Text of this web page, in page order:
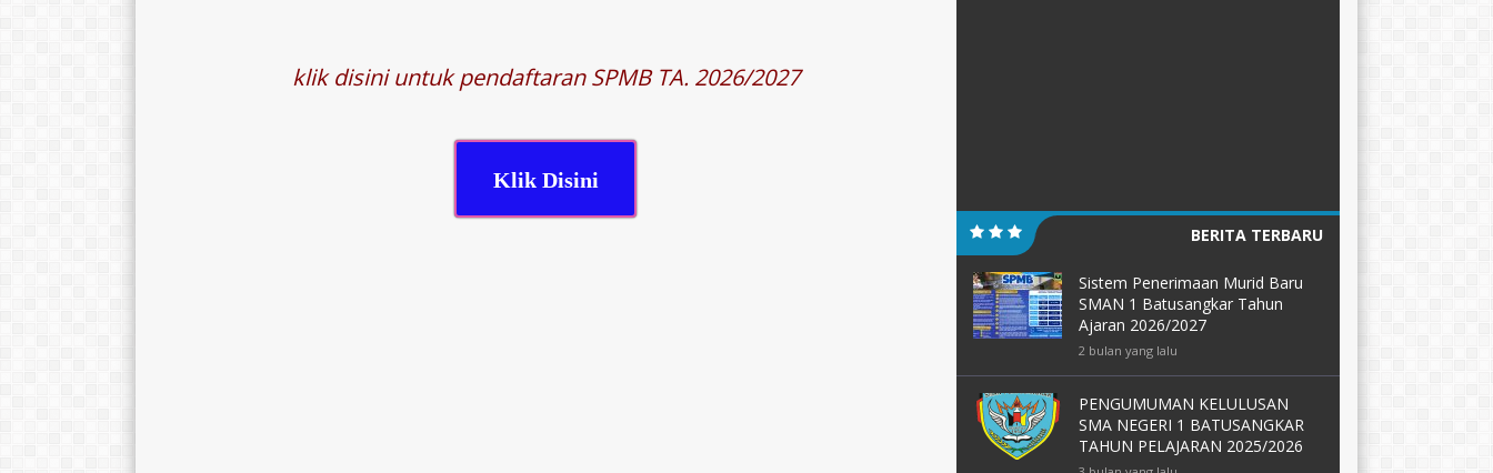
klik disini untuk pendaftaran SPMB TA. 2026/2027
Klik Disini
BERITA TERBARU
Sistem Penerimaan Murid Baru
SMAN 1 Batusangkar Tahun
Ajaran 2026/2027
2 bulan yang lalu
PENGUMUMAN KELULUSAN
SMA NEGERI 1 BATUSANGKAR
TAHUN PELAJARAN 2025/2026